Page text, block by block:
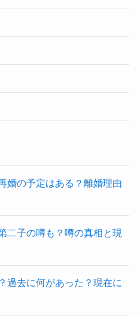
婚の予定はある？離婚理由
二子の噂も？噂の真相と現
過去に何があった？現在に